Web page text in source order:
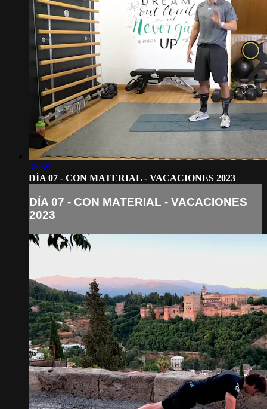
37:58
DÍA 07 - CON MATERIAL - VACACIONES 2023
DÍA 07 - CON MATERIAL - VACACIONES
2023